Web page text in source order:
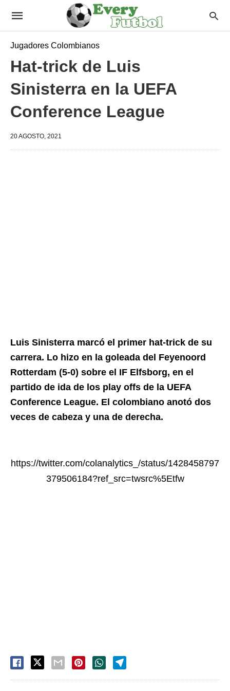
Jugadores Colombianos
Hat-trick de Luis
Sinisterra en la UEFA
Conference League
20 AGOSTO, 2021
Luis Sinisterra marcó el primer hat-trick de su
carrera. Lo hizo en la goleada del Feyenoord
Rotterdam (5-0) sobre el IF Elfsborg, en el
partido de ida de los play offs de la UEFA
Conference League. El colombiano anotó dos
veces de cabeza y una de derecha.
https://twitter.com/colanalytics_/status/1428458797
379506184?ref_src=twsrc%5Etfw